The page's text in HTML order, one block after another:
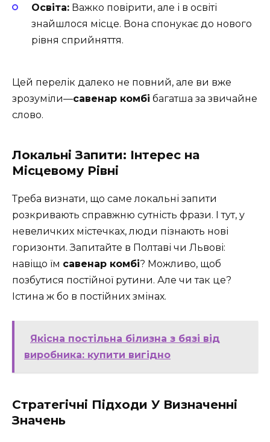
Освіта: Важко повірити, але і в освіті
знайшлося місце. Вона спонукає до нового
рівня сприйняття.
Цей перелік далеко не повний, але ви вже
зрозуміли—савенар комбі багатша за звичайне
слово.
Локальні Запити: Інтерес на
Місцевому Рівні
Треба визнати, що саме локальні запити
розкривають справжню сутність фрази. І тут, у
невеличких містечках, люди пізнають нові
горизонти. Запитайте в Полтаві чи Львові:
навіщо їм савенар комбі? Можливо, щоб
позбутися постійної рутини. Але чи так це?
Істина ж бо в постійних змінах.
Якісна постільна білизна з бязі від
виробника: купити вигідно
Стратегічні Підходи У Визначенні
Значень